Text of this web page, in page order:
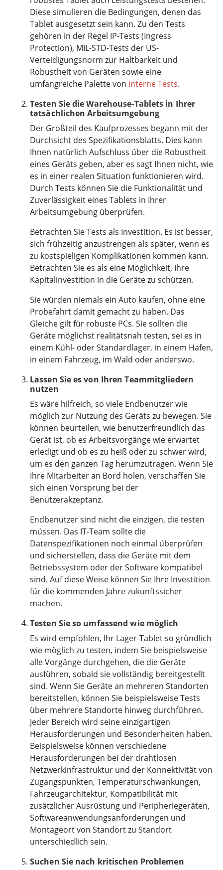
Diese simulieren die Bedingungen, denen das
Tablet ausgesetzt sein kann. Zu den Tests
gehören in der Regel IP-Tests (Ingress
Protection), MIL-STD-Tests der US-
Verteidigungsnorm zur Haltbarkeit und
Robustheit von Geräten sowie eine
umfangreiche Palette von interne Tests.
Testen Sie die Warehouse-Tablets in Ihrer
tatsächlichen Arbeitsumgebung
Der Großteil des Kaufprozesses begann mit der
Durchsicht des Spezifikationsblatts. Dies kann
Ihnen natürlich Aufschluss über die Robustheit
eines Geräts geben, aber es sagt Ihnen nicht, wie
es in einer realen Situation funktionieren wird.
Durch Tests können Sie die Funktionalität und
Zuverlässigkeit eines Tablets in Ihrer
Arbeitsumgebung überprüfen.
Betrachten Sie Tests als Investition. Es ist besser,
sich frühzeitig anzustrengen als später, wenn es
zu kostspieligen Komplikationen kommen kann.
Betrachten Sie es als eine Möglichkeit, Ihre
Kapitalinvestition in die Geräte zu schützen.
Sie würden niemals ein Auto kaufen, ohne eine
Probefahrt damit gemacht zu haben. Das
Gleiche gilt für robuste PCs. Sie sollten die
Geräte möglichst realitätsnah testen, sei es in
einem Kühl- oder Standardlager, in einem Hafen,
in einem Fahrzeug, im Wald oder anderswo.
Lassen Sie es von Ihren Teammitgliedern
nutzen
Es wäre hilfreich, so viele Endbenutzer wie
möglich zur Nutzung des Geräts zu bewegen. Sie
können beurteilen, wie benutzerfreundlich das
Gerät ist, ob es Arbeitsvorgänge wie erwartet
erledigt und ob es zu heiß oder zu schwer wird,
um es den ganzen Tag herumzutragen. Wenn Sie
Ihre Mitarbeiter an Bord holen, verschaffen Sie
sich einen Vorsprung bei der
Benutzerakzeptanz.
Endbenutzer sind nicht die einzigen, die testen
müssen. Das IT-Team sollte die
Datenspezifikationen noch einmal überprüfen
und sicherstellen, dass die Geräte mit dem
Betriebssystem oder der Software kompatibel
sind. Auf diese Weise können Sie Ihre Investition
für die kommenden Jahre zukunftssicher
machen.
Testen Sie so umfassend wie möglich
Es wird empfohlen, Ihr Lager-Tablet so gründlich
wie möglich zu testen, indem Sie beispielsweise
alle Vorgänge durchgehen, die die Geräte
ausführen, sobald sie vollständig bereitgestellt
sind. Wenn Sie Geräte an mehreren Standorten
bereitstellen, können Sie beispielsweise Tests
über mehrere Standorte hinweg durchführen.
Jeder Bereich wird seine einzigartigen
Herausforderungen und Besonderheiten haben.
Beispielsweise können verschiedene
Herausforderungen bei der drahtlosen
Netzwerkinfrastruktur und der Konnektivität von
Zugangspunkten, Temperaturschwankungen,
Fahrzeugarchitektur, Kompatibilität mit
zusätzlicher Ausrüstung und Peripheriegeräten,
Softwareanwendungsanforderungen und
Montageort von Standort zu Standort
unterschiedlich sein.
Suchen Sie nach kritischen Problemen